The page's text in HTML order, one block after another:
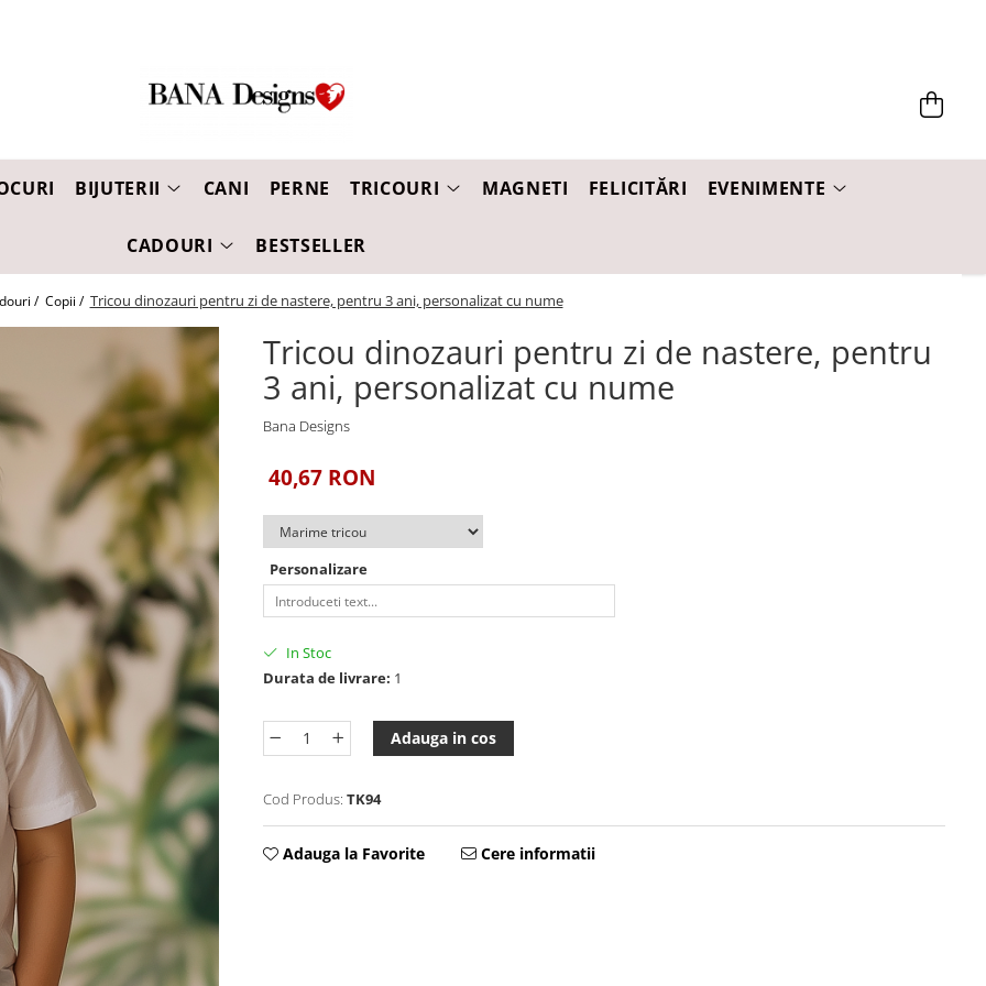
BIJUTERII CANI PERNE TRICOURI MAGNETI FELICITĂRI EVENIMENTE
CADOURI BESTSELLER
/ Copii / Tricou dinozauri pentru zi de nastere, pentru 3 ani, personalizat cu nume
Tricou dinozauri pentru zi de nastere, pentru
3 ani, personalizat cu nume
Bana Designs
40,67 RON
Personalizare
In Stoc
Durata de livrare: 1
Adauga in cos
Cod Produs: TK94
Adauga la Favorite Cere informatii